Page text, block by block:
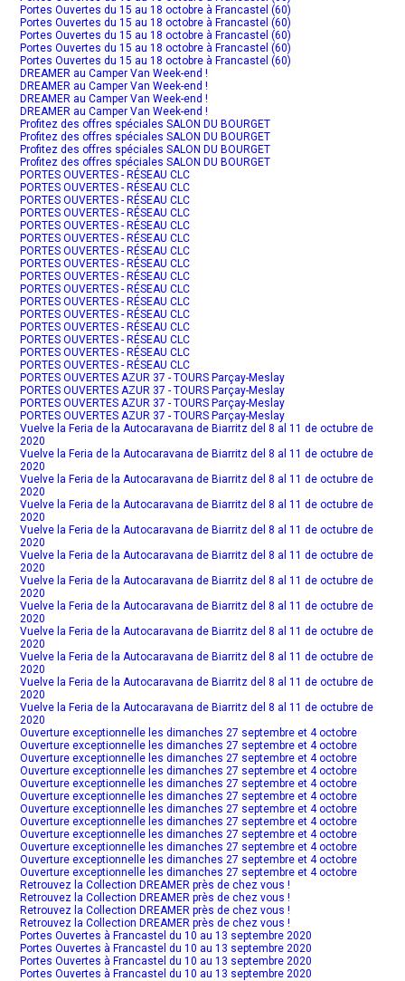
Portes Ouvertes du 15 au 18 octobre à Francastel (60)
Portes Ouvertes du 15 au 18 octobre à Francastel (60)
Portes Ouvertes du 15 au 18 octobre à Francastel (60)
Portes Ouvertes du 15 au 18 octobre à Francastel (60)
Portes Ouvertes du 15 au 18 octobre à Francastel (60)
DREAMER au Camper Van Week-end !
DREAMER au Camper Van Week-end !
DREAMER au Camper Van Week-end !
DREAMER au Camper Van Week-end !
Profitez des offres spéciales SALON DU BOURGET
Profitez des offres spéciales SALON DU BOURGET
Profitez des offres spéciales SALON DU BOURGET
Profitez des offres spéciales SALON DU BOURGET
PORTES OUVERTES - RÉSEAU CLC
PORTES OUVERTES - RÉSEAU CLC
PORTES OUVERTES - RÉSEAU CLC
PORTES OUVERTES - RÉSEAU CLC
PORTES OUVERTES - RÉSEAU CLC
PORTES OUVERTES - RÉSEAU CLC
PORTES OUVERTES - RÉSEAU CLC
PORTES OUVERTES - RÉSEAU CLC
PORTES OUVERTES - RÉSEAU CLC
PORTES OUVERTES - RÉSEAU CLC
PORTES OUVERTES - RÉSEAU CLC
PORTES OUVERTES - RÉSEAU CLC
PORTES OUVERTES - RÉSEAU CLC
PORTES OUVERTES - RÉSEAU CLC
PORTES OUVERTES - RÉSEAU CLC
PORTES OUVERTES - RÉSEAU CLC
PORTES OUVERTES AZUR 37 - TOURS Parçay-Meslay
PORTES OUVERTES AZUR 37 - TOURS Parçay-Meslay
PORTES OUVERTES AZUR 37 - TOURS Parçay-Meslay
PORTES OUVERTES AZUR 37 - TOURS Parçay-Meslay
Vuelve la Feria de la Autocaravana de Biarritz del 8 al 11 de octubre de
2020
Vuelve la Feria de la Autocaravana de Biarritz del 8 al 11 de octubre de
2020
Vuelve la Feria de la Autocaravana de Biarritz del 8 al 11 de octubre de
2020
Vuelve la Feria de la Autocaravana de Biarritz del 8 al 11 de octubre de
2020
Vuelve la Feria de la Autocaravana de Biarritz del 8 al 11 de octubre de
2020
Vuelve la Feria de la Autocaravana de Biarritz del 8 al 11 de octubre de
2020
Vuelve la Feria de la Autocaravana de Biarritz del 8 al 11 de octubre de
2020
Vuelve la Feria de la Autocaravana de Biarritz del 8 al 11 de octubre de
2020
Vuelve la Feria de la Autocaravana de Biarritz del 8 al 11 de octubre de
2020
Vuelve la Feria de la Autocaravana de Biarritz del 8 al 11 de octubre de
2020
Vuelve la Feria de la Autocaravana de Biarritz del 8 al 11 de octubre de
2020
Vuelve la Feria de la Autocaravana de Biarritz del 8 al 11 de octubre de
2020
Ouverture exceptionnelle les dimanches 27 septembre et 4 octobre
Ouverture exceptionnelle les dimanches 27 septembre et 4 octobre
Ouverture exceptionnelle les dimanches 27 septembre et 4 octobre
Ouverture exceptionnelle les dimanches 27 septembre et 4 octobre
Ouverture exceptionnelle les dimanches 27 septembre et 4 octobre
Ouverture exceptionnelle les dimanches 27 septembre et 4 octobre
Ouverture exceptionnelle les dimanches 27 septembre et 4 octobre
Ouverture exceptionnelle les dimanches 27 septembre et 4 octobre
Ouverture exceptionnelle les dimanches 27 septembre et 4 octobre
Ouverture exceptionnelle les dimanches 27 septembre et 4 octobre
Ouverture exceptionnelle les dimanches 27 septembre et 4 octobre
Ouverture exceptionnelle les dimanches 27 septembre et 4 octobre
Retrouvez la Collection DREAMER près de chez vous !
Retrouvez la Collection DREAMER près de chez vous !
Retrouvez la Collection DREAMER près de chez vous !
Retrouvez la Collection DREAMER près de chez vous !
Portes Ouvertes à Francastel du 10 au 13 septembre 2020
Portes Ouvertes à Francastel du 10 au 13 septembre 2020
Portes Ouvertes à Francastel du 10 au 13 septembre 2020
Portes Ouvertes à Francastel du 10 au 13 septembre 2020